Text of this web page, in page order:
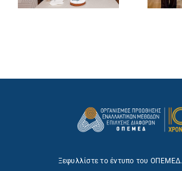
Ξεφυλλίστε το έντυπο του ΟΠΕΜΕΔ.